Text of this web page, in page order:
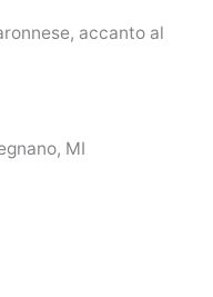
accanto al
MI